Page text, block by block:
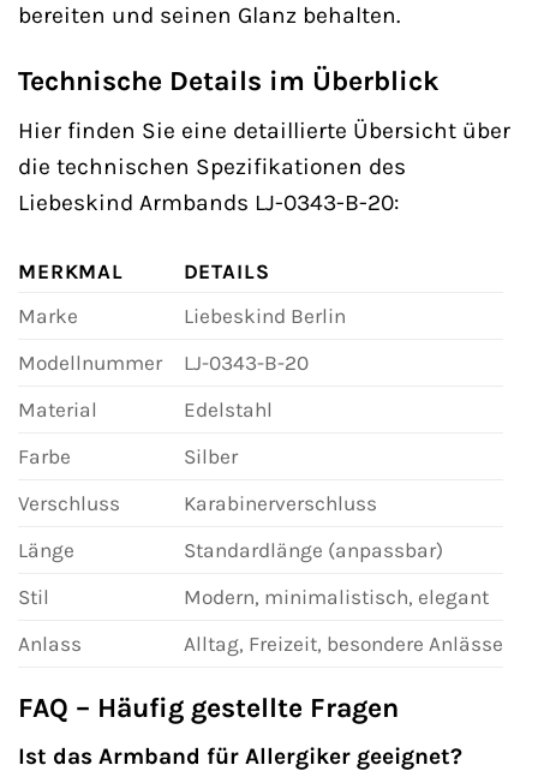
bereiten und seinen Glanz behalten.
Technische Details im Überblick
Hier finden Sie eine detaillierte Übersicht über
die technischen Spezifikationen des
Liebeskind Armbands LJ-0343-B-20:
MERKMAL
DETAILS
Marke
Liebeskind Berlin
Modellnummer
LJ-0343-B-20
Material
Edelstahl
Farbe
Silber
Verschluss
Karabinerverschluss
Länge
Standardlänge (anpassbar)
Stil
Modern, minimalistisch, elegant
Anlass
Alltag, Freizeit, besondere Anlässe
FAQ – Häufig gestellte Fragen
Ist das Armband für Allergiker geeignet?